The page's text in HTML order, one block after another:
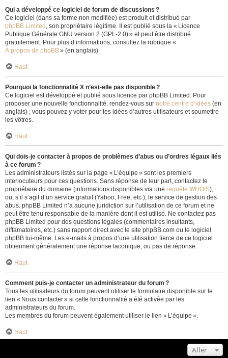
Qui a développé ce logiciel de forum de discussions ?
Ce logiciel (dans sa forme non modifiée) est produit et distribué par
phpBB Limited , son propriétaire légitime. Il est publié sous la « Licence
Publique Générale GNU version 2 (GPL-2.0) » et peut être distribué
gratuitement. Pour plus d’informations, consultez la rubrique «
À propos de phpBB» (en anglais).
Haut
Pourquoi la fonctionnalité X n’est-elle pas disponible ?
Ce logiciel est développé et publié sous licence par phpBB Limited. Pour
proposer une nouvelle fonctionnalité, rendez-vous sur notre centre d’idées (en
anglais) ; vous pouvez y voter pour les idées d’autres utilisateurs et soumettre
les vôtres.
Haut
Qui dois-je contacter à propos de problèmes d’abus ou d’ordres légaux liés
à ce forum ?
Les administrateurs listés sur la page « L’équipe » sont les premiers
interlocuteurs pour ces questions. Sans réponse de leur part, contactez le
propriétaire du domaine (informations disponibles via une requête WHOIS),
ou, s’il s’agit d’un service gratuit (Yahoo, Free, etc.), le service de gestion des
abus. phpBB Limited n’a aucune juridiction sur l’utilisation de ce forum et ne
peut être tenu responsable de la manière dont il est utilisé. Ne contactez pas
phpBB Limited pour des questions légales (commentaires insultants,
diffamatoires, etc.) sans rapport direct avec le site phpBB.com ou le logiciel
phpBB lui-même. Les e-mails à propos d’une utilisation tierce de ce logiciel
obtiennent généralement une réponse laconique, ou pas de réponse.
Haut
Comment puis-je contacter un administrateur du forum ?
Tous les utilisateurs du forum peuvent utiliser le formulaire disponible sur le
lien « Nous contacter » si cette fonctionnalité a été activée par les
administrateurs du forum.
Les membres du forum peuvent également utiliser le lien « L’équipe ».
Haut
Aller